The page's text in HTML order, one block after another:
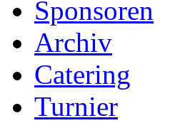
Sponsoren
Archiv
Catering
Turnier